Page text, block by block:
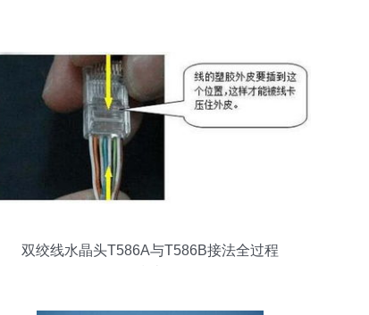
双绞线水晶头T586A与T586B接法全过程